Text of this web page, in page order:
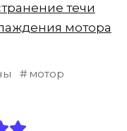
течи
мотора
мотор